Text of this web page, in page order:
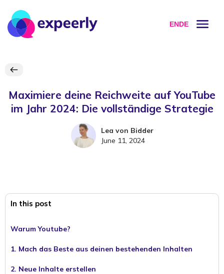
ENDE
Maximiere deine Reichweite auf YouTube
im Jahr 2024: Die vollständige Strategie
Lea von Bidder
June 11, 2024
In this post
Warum Youtube?
1. Mach das Beste aus deinen bestehenden Inhalten
2. Neue Inhalte erstellen